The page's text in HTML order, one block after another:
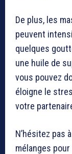
De plus, les
peuvent
quelques
une huile de
vous pouvez
éloigne le
votre
N’hésitez pas
mélanges